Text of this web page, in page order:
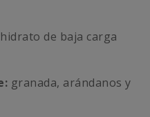
de baja carga
granada, arándanos y